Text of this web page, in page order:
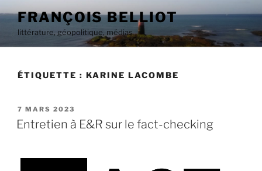
contenu
principal
FRANÇOIS BELLIOT
littérature, géopolitique, médias
ÉTIQUETTE : KARINE LACOMBE
PUBLIÉ
LE
7 MARS 2023
Entretien à E&R sur le fact-checking